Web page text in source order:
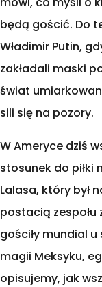
będą gościć. Do
Władimir Putin,
zakładali maski
świat
sili się na pozory.
W Ameryce dziś
stosunek do piłki
Lalasa, który był
postacią zespołu
gościły mundial
magii Meksyku,
opisujemy, jak